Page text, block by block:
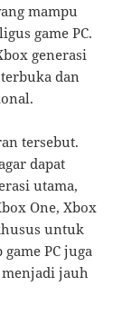
mampu
game PC.
generasi
dan
tersebut.
dapat
utama,
One, Xbox
untuk
PC juga
menjadi jauh